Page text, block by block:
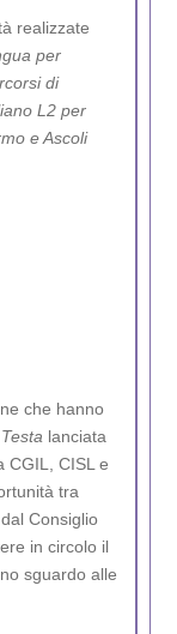
realizzate
per
di
L2 per
e Ascoli
che hanno
lanciata
CGIL, CISL e
tra
Consiglio
in circolo il
sguardo alle